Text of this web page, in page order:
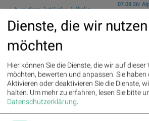
>> Aus dem Artikel: wikifolio
Champion per 4.3.: Christian Jagd
mit Intelligent Matrix Trend
(Christian Drastil)
Palfinger : 1.32%
voestalpine : 0.23%» Details
CA Immo : 0.21% » Details
Uniqa : 0.05%» Details
DO&CO : 0.00%» Details
Erste Group : -1.19%
» Details
07.08.26:
mit Szew...
SAP,
Analysten
Vertrauen ...
wikifolio
Dienste, die wir nutzen
möchten
Hier können Sie die Dienste, die wir auf
möchten, bewerten und anpassen. Sie haben
Aktivieren oder deaktivieren Sie die Dienste,
halten. Um mehr zu erfahren, lesen Sie bitte
Datenschutzerklärung.